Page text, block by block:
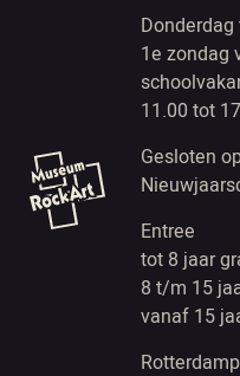
1e zondag
11.00 tot
Gesloten
Entree
tot 8 jaar
8 t/m 15
vanaf 15